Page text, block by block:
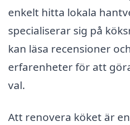
enkelt hitta lokala
specialiserar sig på
kan läsa recensioner
erfarenheter för att
val.
Att renovera köket är